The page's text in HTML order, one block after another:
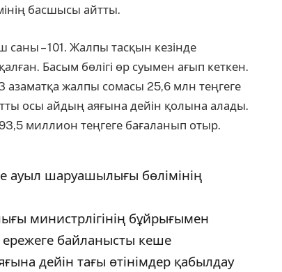
басшысы айтты.
саны – 101. Жалпы тасқын кезінде
Басым бөлігі өр суымен ағып кеткен.
жалпы сомасы 25,6 млн теңгеге
осы айдың аяғына дейін қолына алады.
миллион теңгеге бағаланып отыр.
ауыл шаруашылығы бөлімінің
министрлігінің бұйрығымен
байланысты кеше
дейін тағы өтінімдер қабылдау